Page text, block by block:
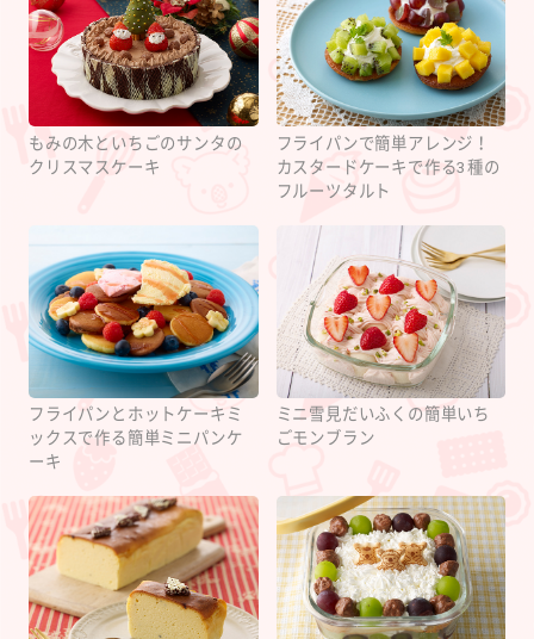
もみの木といちごのサンタの
クリスマスケーキ
フライパンで簡単アレンジ！
カスタードケーキで作る3種の
フルーツタルト
フライパンとホットケーキミ
ックスで作る簡単ミニパンケ
ーキ
ミニ雪見だいふくの簡単いち
ごモンブラン